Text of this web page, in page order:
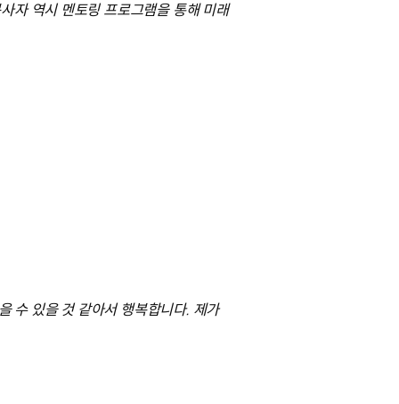
자 역시 멘토링 프로그램을 통해 미래
수 있을 것 같아서 행복합니다. 제가